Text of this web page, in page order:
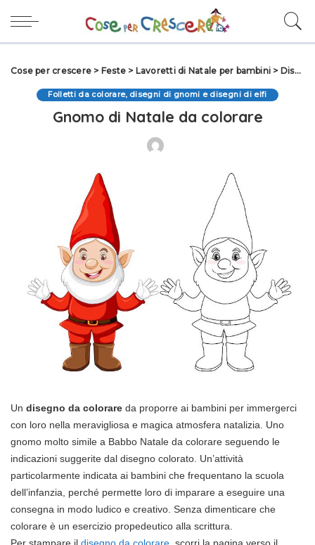
Cose per crescere > Feste > Lavoretti di Natale per bambini > Disegni di Natale
Folletti da colorare, disegni di gnomi e disegni di elfi
Gnomo di Natale da colorare
Un disegno da colorare da proporre ai bambini per immergerci
con loro nella meravigliosa e magica atmosfera natalizia. Uno
gnomo molto simile a Babbo Natale da colorare seguendo le
indicazioni suggerite dal disegno colorato. Un’attività
particolarmente indicata ai bambini che frequentano la scuola
dell’infanzia, perché permette loro di imparare a eseguire una
consegna in modo ludico e creativo. Senza dimenticare che
colorare è un esercizio propedeutico alla scrittura.